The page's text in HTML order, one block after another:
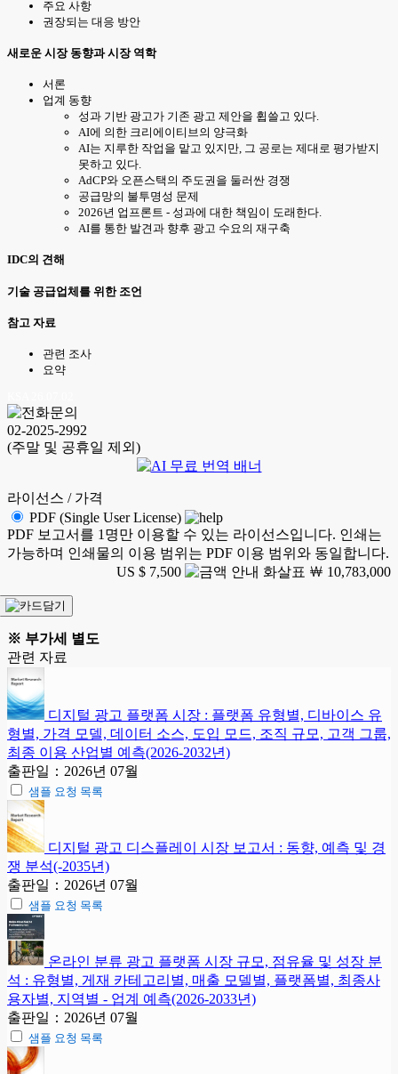
주요 사항
권장되는 대응 방안
새로운 시장 동향과 시장 역학
서론
업계 동향
성과 기반 광고가 기존 광고 제안을 휩쓸고 있다.
AI에 의한 크리에이티브의 양극화
AI는 지루한 작업을 맡고 있지만, 그 공로는 제대로 평가받지
못하고 있다.
AdCP와 오픈스택의 주도권을 둘러싼 경쟁
공급망의 불투명성 문제
2026년 업프론트 - 성과에 대한 책임이 도래한다.
AI를 통한 발견과 향후 광고 수요의 재구축
IDC의 견해
기술 공급업체를 위한 조언
참고 자료
관련 조사
요약
02-2025-2992
(주말 및 공휴일 제외)
라이선스 / 가격
PDF (Single User License)
PDF 보고서를 1명만 이용할 수 있는 라이선스입니다. 인쇄는
가능하며 인쇄물의 이용 범위는 PDF 이용 범위와 동일합니다.
US $ 7,500
￦ 10,783,000
※ 부가세 별도
관련 자료
디지털 광고 플랫폼 시장 : 플랫폼 유형별, 디바이스 유
형별, 가격 모델, 데이터 소스, 도입 모드, 조직 규모, 고객 그룹,
최종 이용 산업별 예측(2026-2032년)
출판일：2026년 07월
샘플 요청 목록
디지털 광고 디스플레이 시장 보고서 : 동향, 예측 및 경
쟁 분석(-2035년)
출판일：2026년 07월
샘플 요청 목록
온라인 분류 광고 플랫폼 시장 규모, 점유율 및 성장 분
석 : 유형별, 게재 카테고리별, 매출 모델별, 플랫폼별, 최종사
용자별, 지역별 - 업계 예측(2026-2033년)
출판일：2026년 07월
샘플 요청 목록